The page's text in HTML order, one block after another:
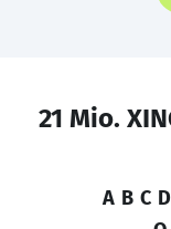
21 Mio.
A B C D